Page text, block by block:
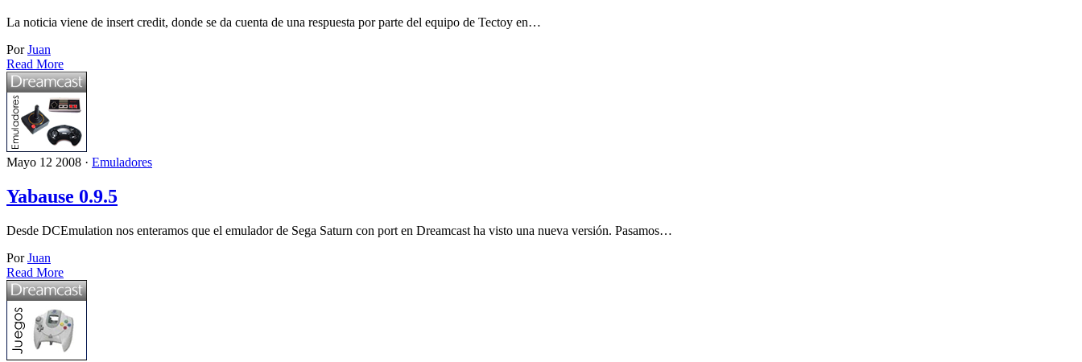
La noticia viene de insert credit, donde se da cuenta de una respuesta por parte del equipo de Tectoy en…
PorJuan
Read More
Mayo 12 2008 · Emuladores
Yabause 0.9.5
Desde DCEmulation nos enteramos que el emulador de Sega Saturn con port en Dreamcast ha visto una nueva versión. Pasamos…
PorJuan
Read More